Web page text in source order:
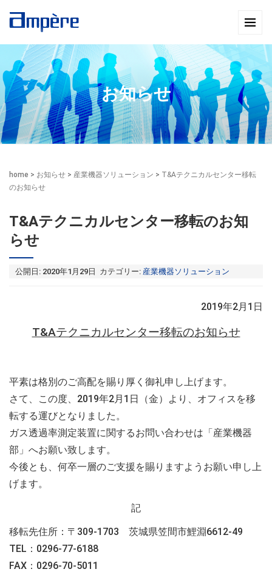
お知らせ
home > お知らせ > 産業機器ソリューション > T&Aテクニカルセンター移転
のお知らせ
T&Aテクニカルセンター移転のお知
らせ
公開日: 2020年1月29日 カテゴリー: 産業機器ソリューション
2019年2月1日
T&Aテクニカルセンター移転のお知らせ
平素は格別のご高配を賜り厚く御礼申し上げます。
さて、この度、2019年2月1日（金）より、オフィスを移
転する運びとなりました。
ガス透過率測定装置に関するお問い合わせは「産業機器
部」へお願い致します。
今後とも、何卒一層のご支援を賜りますようお願い申し上
げます。
記
移転先住所：〒309-1703 茨城県笠間市鯉淵6612-49
TEL：0296-77-6188
FAX：0296-70-5011